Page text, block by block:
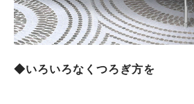
◆いろいろなくつろぎ方を